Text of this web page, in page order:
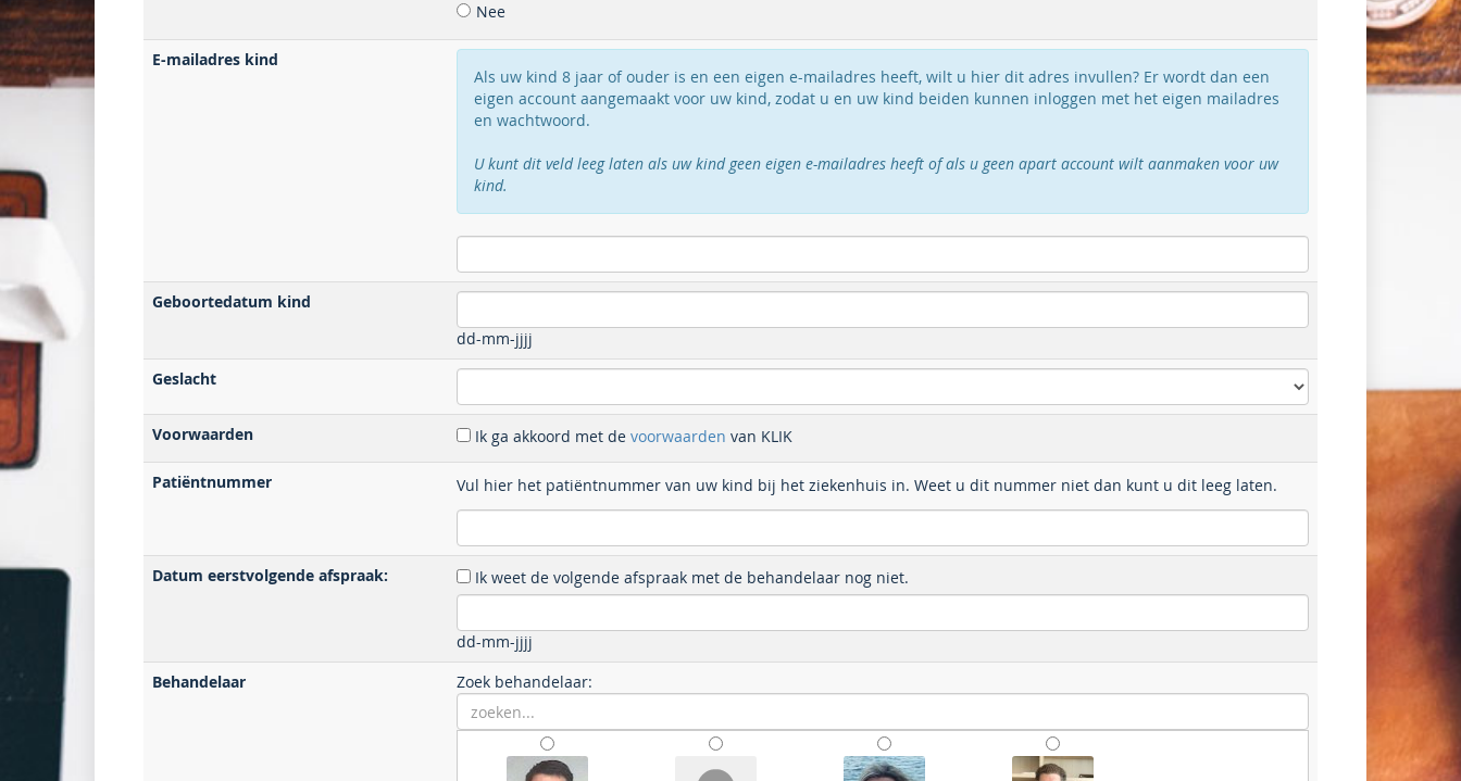
Nee
E-mailadres kind
Als uw kind 8 jaar of ouder is en een eigen e-mailadres heeft, wilt u hier dit adres invullen? Er wordt dan een
eigen account aangemaakt voor uw kind, zodat u en uw kind beiden kunnen inloggen met het eigen mailadres
en wachtwoord.
U kunt dit veld leeg laten als uw kind geen eigen e-mailadres heeft of als u geen apart account wilt aanmaken voor uw
kind.
Geboortedatum kind
dd-mm-jjjj
Geslacht
Voorwaarden Ik ga akkoord met de voorwaarden van KLIK
Patiëntnummer Vul hier het patiëntnummer van uw kind bij het ziekenhuis in. Weet u dit nummer niet dan kunt u dit leeg laten.
Datum eerstvolgende afspraak: Ik weet de volgende afspraak met de behandelaar nog niet.
dd-mm-jjjj
Behandelaar
Zoek behandelaar: